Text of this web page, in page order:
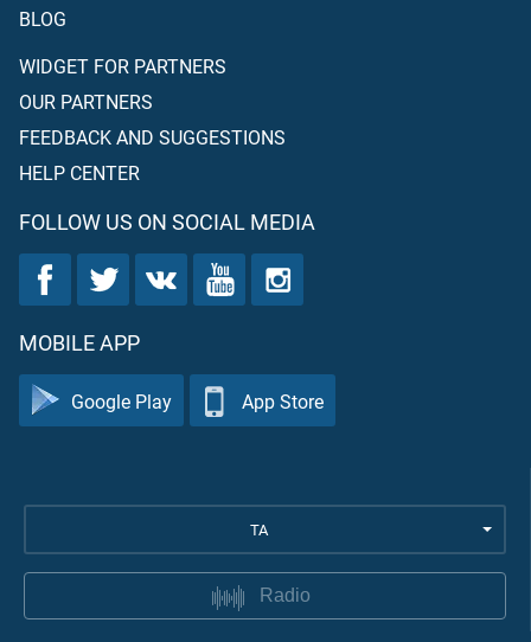
BLOG
WIDGET FOR PARTNERS
OUR PARTNERS
FEEDBACK AND SUGGESTIONS
HELP CENTER
FOLLOW US ON SOCIAL MEDIA
MOBILE APP
Google Play App Store
TA
Radio